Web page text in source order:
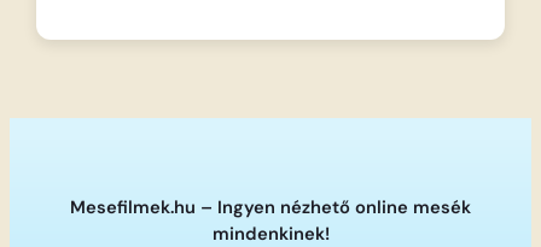
Mesefilmek.hu – Ingyen nézhető online mesék
mindenkinek!